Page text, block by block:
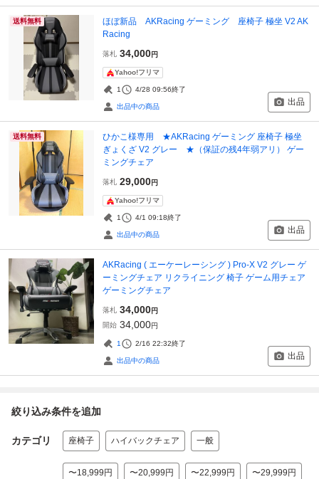
送料無料
ほぼ新品 AKRacing ゲーミング 座椅子 極坐 V2 AK
Racing
落札 34,000円
Yahoo!フリマ
1 4/28 09:56終了
出品中の商品 出品
送料無料
ひかこ様専用 ★AKRacing ゲーミング 座椅子 極坐
ぎょくざ V2 グレー ★（保証の残4年弱アリ） ゲー
ミングチェア
落札 29,000円
Yahoo!フリマ
1 4/1 09:18終了
出品中の商品 出品
AKRacing ( エーケーレーシング ) Pro-X V2 グレー ゲ
ーミングチェア リクライニング 椅子 ゲーム用チェア
ゲーミングチェア
落札 34,000円
開始 34,000円
1 2/16 22:32終了
出品中の商品 出品
絞り込み条件を追加
カテゴリ 座椅子 ハイバックチェア 一般
〜18,999円 〜20,999円 〜22,999円 〜29,999円